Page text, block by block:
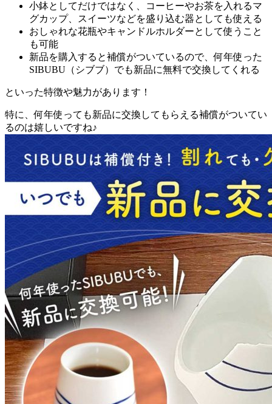
小鉢としてだけではなく、コーヒーやお茶を入れるマ
グカップ、スイーツなどを盛り込む器としても使える
おしゃれな花瓶やキャンドルホルダーとして使うこと
も可能
新品を購入すると補償がついているので、何年使った
SIBUBU（シブブ）でも新品に無料で交換してくれる
といった特徴や魅力があります！
特に、何年使っても新品に交換してもらえる補償がついてい
るのは嬉しいですね♪